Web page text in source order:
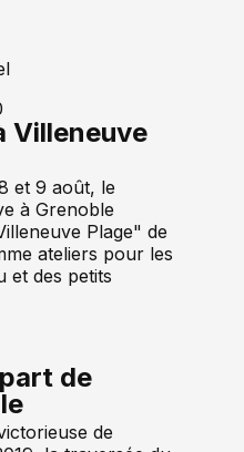
Villeneuve
et 9 août, le
à Grenoble
Plage" de
ateliers pour les
et des petits
de
de